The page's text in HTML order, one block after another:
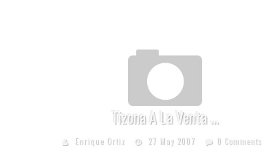
Tizona A La Venta …
Enrique Ortiz 27 May 2007 0 Comments